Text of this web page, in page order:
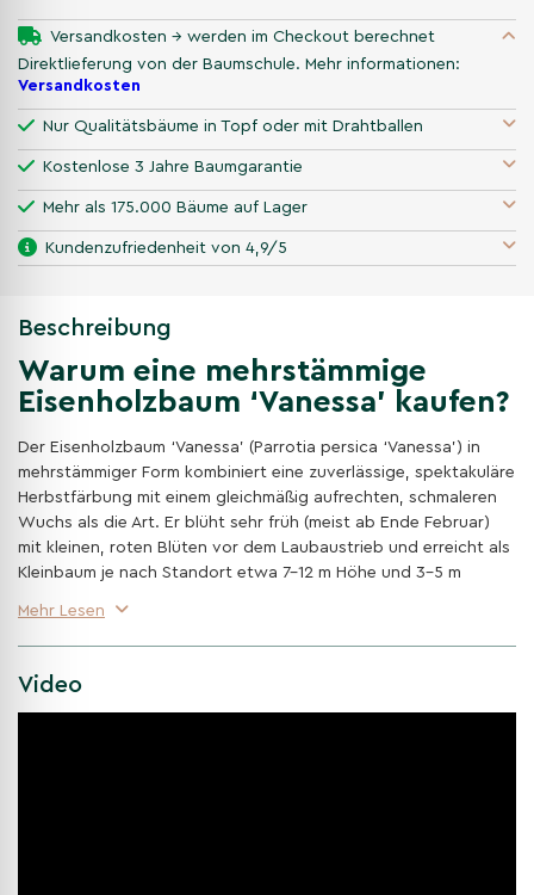
Versandkosten → werden im Checkout berechnet
Direktlieferung von der Baumschule. Mehr informationen:
Versandkosten
Nur Qualitätsbäume in Topf oder mit Drahtballen
Kostenlose 3 Jahre Baumgarantie
Mehr als 175.000 Bäume auf Lager
Kundenzufriedenheit von 4,9/5
Beschreibung
Warum eine mehrstämmige
Eisenholzbaum ‘Vanessa’ kaufen?
Der Eisenholzbaum ‘Vanessa’ (Parrotia persica ‘Vanessa’) in
mehrstämmiger Form kombiniert eine zuverlässige, spektakuläre
Herbstfärbung mit einem gleichmäßig aufrechten, schmaleren
Wuchs als die Art. Er blüht sehr früh (meist ab Ende Februar)
mit kleinen, roten Blüten vor dem Laubaustrieb und erreicht als
Kleinbaum je nach Standort etwa 7–12 m Höhe und 3–5 m
Spektakuläre Herbstfarbe
Ab September leuchten die Blätter gelb, orange, rot bis hin
zu violett – ein echter Blickfang im Garten.
Mehr Lesen
Video